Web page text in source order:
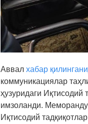
Аввал хабар
коммуникациялар
ҳузуридаги Иқтисодий
имзоланди.
Иқтисодий